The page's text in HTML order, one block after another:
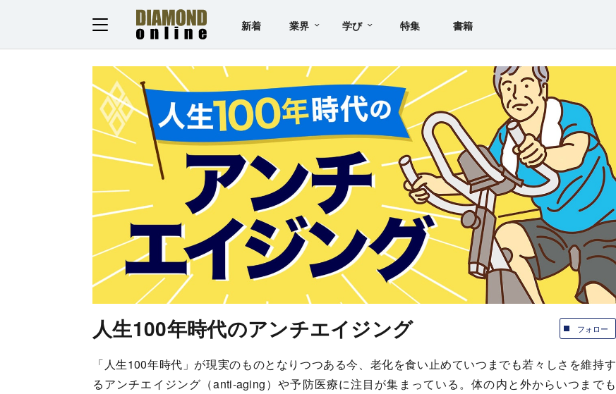
新着 業界 学び 特集 書籍
フォロー
人生100年時代のアンチエイジング
「人生100年時代」が現実のものとなりつつある今、老化を食い止めていつまでも若々しさを維持す
るアンチエイジング（anti-aging）や予防医療に注目が集まっている。体の内と外からいつまでも